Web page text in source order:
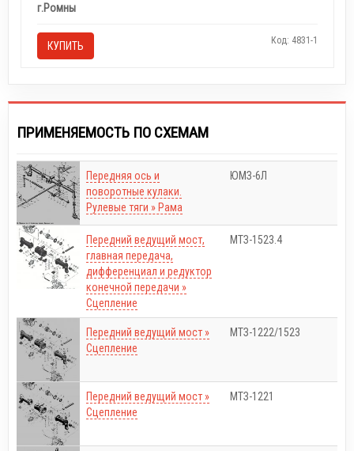
г.Ромны
КУПИТЬ Код: 4831-1
ПРИМЕНЯЕМОСТЬ ПО СХЕМАМ
Передняя ось и
поворотные кулаки.
Рулевые тяги » Рама
ЮМЗ-6Л
Передний ведущий мост,
главная передача,
дифференциал и редуктор
конечной передачи »
Сцепление
МТЗ-1523.4
Передний ведущий мост »
Сцепление
МТЗ-1222/1523
Передний ведущий мост »
Сцепление
МТЗ-1221